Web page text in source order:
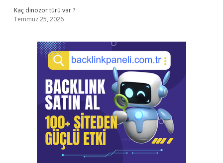
Kaç dinozor türü var ?
Temmuz 25, 2026